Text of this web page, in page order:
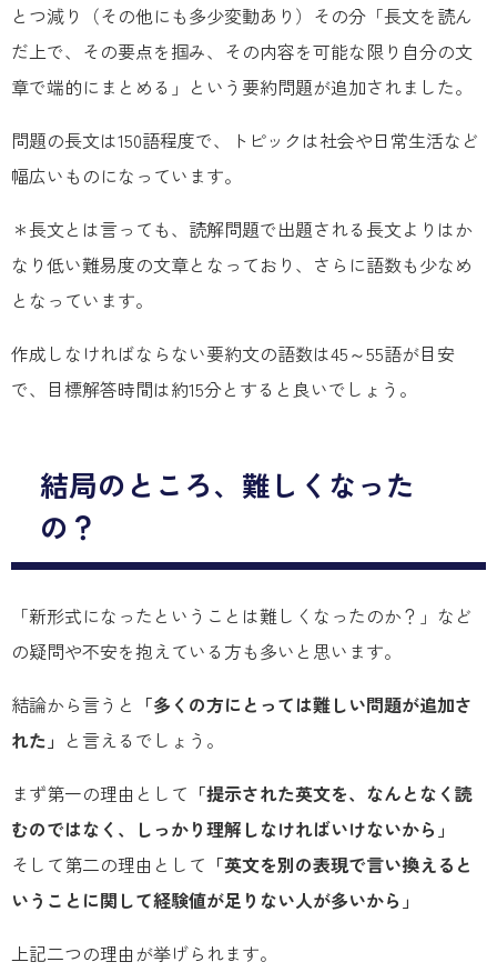
とつ減り（その他にも多少変動あり）その分「長文を読ん
だ上で、その要点を掴み、その内容を可能な限り自分の文
章で端的にまとめる」という要約問題が追加されました。
問題の長文は150語程度で、トピックは社会や日常生活など
幅広いものになっています。
＊長文とは言っても、読解問題で出題される長文よりはか
なり低い難易度の文章となっており、さらに語数も少なめ
となっています。
作成しなければならない要約文の語数は45～55語が目安
で、目標解答時間は約15分とすると良いでしょう。
結局のところ、難しくなった
の？
「新形式になったということは難しくなったのか？」など
の疑問や不安を抱えている方も多いと思います。
結論から言うと 「多くの方にとっては難しい問題が追加さ
れた」 と言えるでしょう。
まず第一の理由として 「提示された英文を、なんとなく読
むのではなく、しっかり理解しなければいけないから」
そして第二の理由として 「英文を別の表現で言い換えると
いうことに関して経験値が足りない人が多いから」
上記二つの理由が挙げられます。